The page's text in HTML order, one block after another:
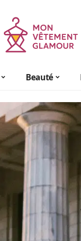
Beauté